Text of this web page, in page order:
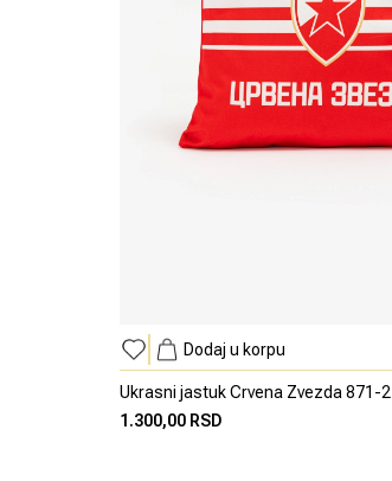
Dodaj u korpu
Ukrasni jastuk Crvena Zvezda 871-2
1.300,00 RSD